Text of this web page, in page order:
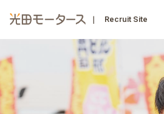
｜ Recruit
｜ Recruit Site